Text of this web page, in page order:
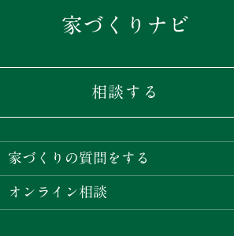
家づくりナビ
相談する
家づくりの質問をする
オンライン相談